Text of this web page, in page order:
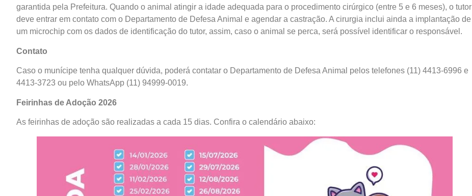
garantida pela Prefeitura. Quando o animal atingir a idade adequada para o procedimento cirúrgico (entre 5 e 6 meses), o tutor
deve entrar em contato com o Departamento de Defesa Animal e agendar a castração. A cirurgia inclui ainda a implantação de
um microchip com os dados de identificação do tutor, assim, caso o animal se perca, será possível identificar o responsável.
Contato
Caso o munícipe tenha qualquer dúvida, poderá contatar o Departamento de Defesa Animal pelos telefones (11) 4413-6996 e
4413-3723 ou pelo WhatsApp (11) 94999-0019.
Feirinhas de Adoção 2026
As feirinhas de adoção são realizadas a cada 15 dias. Confira o calendário abaixo: